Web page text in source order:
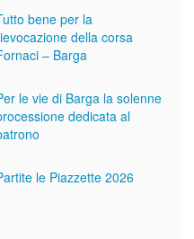
bene per la
della corsa
– Barga
le vie di Barga la solenne
dedicata al
le Piazzette 2026